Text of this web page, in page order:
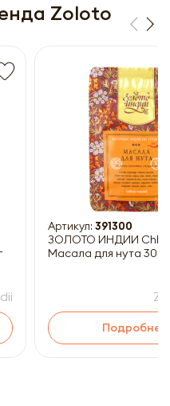
Zoloto
Артикул: 391300
ЗОЛОТО ИНДИИ Chhole Masala
Масала для нута 30г
Подробнее